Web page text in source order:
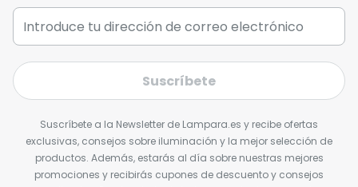
Suscríbete
Suscríbete a la Newsletter de Lampara.es y recibe ofertas
exclusivas, consejos sobre iluminación y la mejor selección de
productos. Además, estarás al día sobre nuestras mejores
promociones y recibirás cupones de descuento y consejos